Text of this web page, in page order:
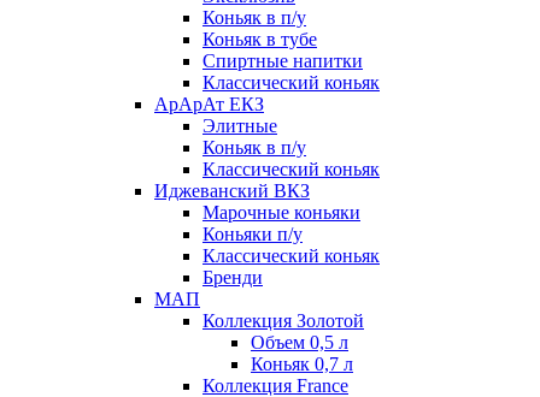
Коньяк в п/у
Коньяк в тубе
Спиртные напитки
Классический коньяк
АрАрАт ЕКЗ
Элитные
Коньяк в п/у
Классический коньяк
Иджеванский ВКЗ
Марочные коньяки
Коньяки п/у
Классический коньяк
Бренди
МАП
Коллекция Золотой
Объем 0,5 л
Коньяк 0,7 л
Коллекция France